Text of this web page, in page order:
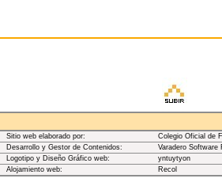
Sitio web elaborado por: Colegio Oficial de
Desarrollo y Gestor de Contenidos:
Varadero Software
Logotipo y Diseño Gráfico web:
yntuytyon
Alojamiento web:
Recol